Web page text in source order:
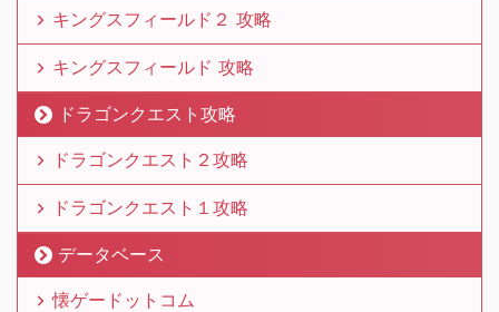
キングスフィールド２ 攻略
キングスフィールド 攻略
ドラゴンクエスト攻略
ドラゴンクエスト２攻略
ドラゴンクエスト１攻略
データベース
懐ゲードットコム